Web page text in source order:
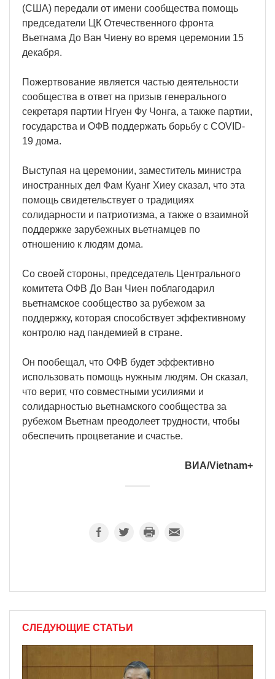
(США) передали от имени сообщества помощь
председатели ЦК Отечественного фронта
Вьетнама До Ван Чиену во время церемонии 15
декабря.
Пожертвование является частью деятельности
сообщества в ответ на призыв генерального
секретаря партии Нгуен Фу Чонга, а также партии,
государства и ОФВ поддержать борьбу с COVID-
19 дома.
Выступая на церемонии, заместитель министра
иностранных дел Фам Куанг Хиеу сказал, что эта
помощь свидетельствует о традициях
солидарности и патриотизма, а также о взаимной
поддержке зарубежных вьетнамцев по
отношению к людям дома.
Со своей стороны, председатель Центрального
комитета ОФВ До Ван Чиен поблагодарил
вьетнамское сообщество за рубежом за
поддержку, которая способствует эффективному
контролю над пандемией в стране.
Он пообещал, что ОФВ будет эффективно
использовать помощь нужным людям. Он сказал,
что верит, что совместными усилиями и
солидарностью вьетнамского сообщества за
рубежом Вьетнам преодолеет трудности, чтобы
обеспечить процветание и счастье.
ВИА/Vietnam+
СЛЕДУЮЩИЕ СТАТЬИ